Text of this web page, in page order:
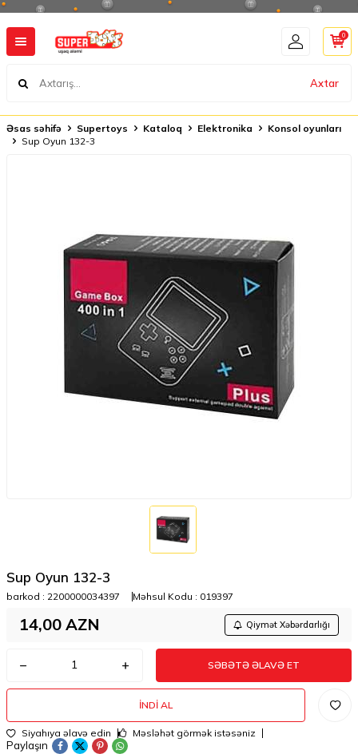
Axtar
0
Əsas səhifə Supertoys Kataloq Elektronika
Konsol oyunları
Sup Oyun 132-3
Sup Oyun 132-3
barkod : 2200000034397 Məhsul Kodu : 019397
14,00 AZN Qiymət Xəbərdarlığı
SƏBƏTƏ ƏLAVƏ ET
İNDI AL
Siyahıya əlavə edin Məsləhət görmək istəsəniz
Paylaşın